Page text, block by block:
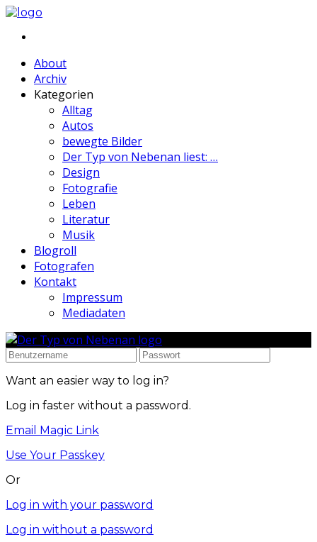
About
Archiv
Kategorien
Alltag
Autos
bewegte Bilder
Der Typ von Nebenan liest: …
Design
Fotografie
Leben
Literatur
Musik
Blogroll
Fotografen
Kontakt
Impressum
Mediadaten
Want an easier way to log in?
Log in faster without a password.
Email Magic Link
Use Your Passkey
Or
Log in with your password
Log in without a password